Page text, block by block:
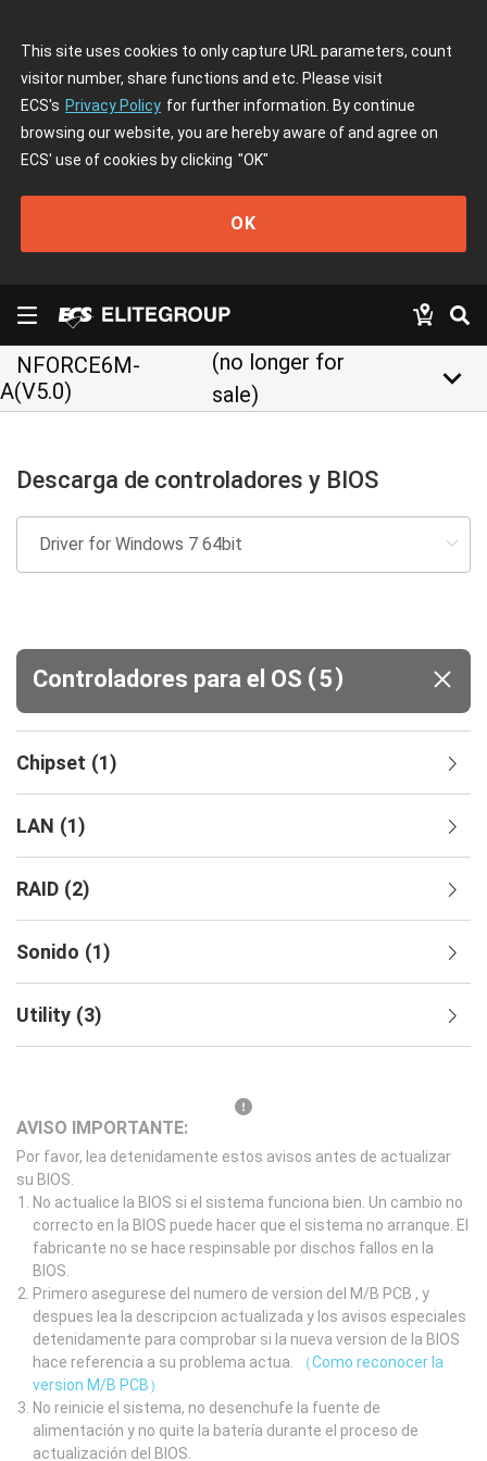
This site uses cookies to only capture URL parameters, count
visitor number, share functions and etc. Please visit
ECS's Privacy Policy for further information. By continue
browsing our website, you are hereby aware of and agree on
ECS' use of cookies by clicking "OK"
OK
NFORCE6M-
A(V5.0)
(no longer for
sale)
keyboard_arrow_down
Descarga de controladores y BIOS
Controladores para el OS (5)
Chipset (1)
LAN (1)
RAID (2)
Sonido (1)
Utility (3)
AVISO IMPORTANTE:
Por favor, lea detenidamente estos avisos antes de actualizar
su BIOS.
No actualice la BIOS si el sistema funciona bien. Un cambio no
correcto en la BIOS puede hacer que el sistema no arranque. El
fabricante no se hace respinsable por dischos fallos en la
BIOS.
Primero asegurese del numero de version del M/B PCB , y
despues lea la descripcion actualizada y los avisos especiales
detenidamente para comprobar si la nueva version de la BIOS
hace referencia a su problema actua.
（Como reconocer la
version M/B PCB）
No reinicie el sistema, no desenchufe la fuente de
alimentación y no quite la batería durante el proceso de
actualización del BIOS.